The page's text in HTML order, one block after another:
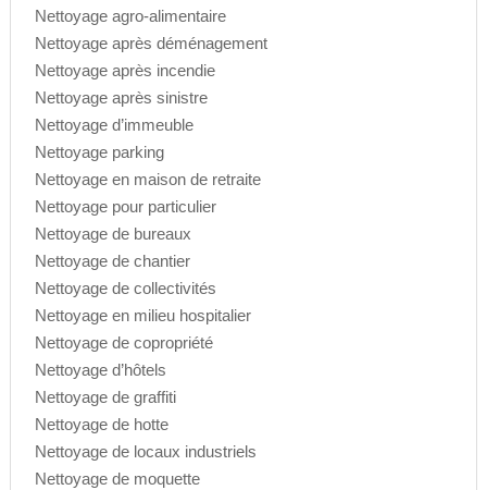
Nettoyage agro-alimentaire
Nettoyage après déménagement
Nettoyage après incendie
Nettoyage après sinistre
Nettoyage d’immeuble
Nettoyage parking
Nettoyage en maison de retraite
Nettoyage pour particulier
Nettoyage de bureaux
Nettoyage de chantier
Nettoyage de collectivités
Nettoyage en milieu hospitalier
Nettoyage de copropriété
Nettoyage d’hôtels
Nettoyage de graffiti
Nettoyage de hotte
Nettoyage de locaux industriels
Nettoyage de moquette